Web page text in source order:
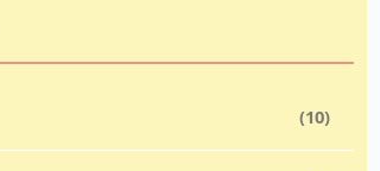
(10)